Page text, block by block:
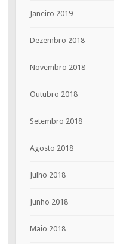
Janeiro 2019
Dezembro 2018
Novembro 2018
Outubro 2018
Setembro 2018
Agosto 2018
Julho 2018
Junho 2018
Maio 2018